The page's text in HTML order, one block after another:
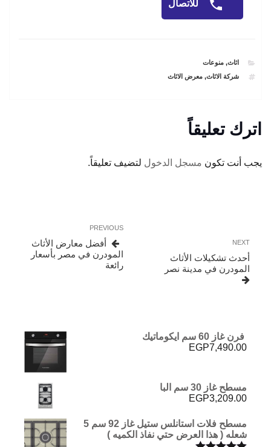
للاتصال
CATEGORIES
اثاث,منوعات
TAGS
شركة الاثاث,معرض الاثاث
اترك تعليقاً
يجب أنت تكون مسجل الدخول لتضيف تعليقاً.
المقالات
Previous
Post
PREVIOUS
أفضل معارض الأثاث
المودرن في مصر بأسعار
رائعة
Next
Post
NEXT
أحدث تشكيلات الأثاث
المودرن في مدينة نصر
فرن غاز 60 سم ايكوماتيك
EGP7,490.00
مسطح غاز 30 سم البا
EGP3,209.00
مسطح فلات استانلس ستيل غاز 92 سم 5
شعله ( هذا العرض حتي نفاذ الكميه )